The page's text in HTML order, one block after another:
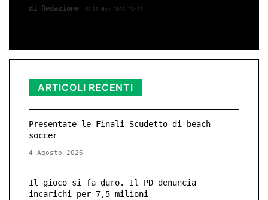
di Red­azio­ne 11 Nov 2025 23:11
ARTICOLI RECENTI
Presentate le Finali Scudetto di beach
soccer
4 Agosto 2026
Il gioco si fa duro. Il PD denuncia
incarichi per 7,5 milioni